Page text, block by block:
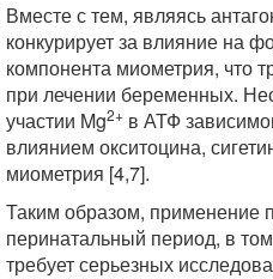
Вместе с тем, являясь
конкурирует за влияние на
компонента миометрия, что
при лечении беременных.
участии Mg2+ в АТФ
влиянием окситоцина,
миометрия [4,7].
Таким образом, применение
перинатальный период, в
требует серьезных